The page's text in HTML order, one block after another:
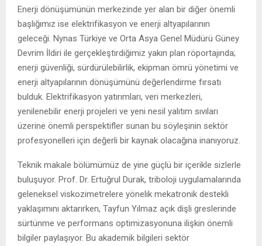
Enerji dönüşümünün merkezinde yer alan bir diğer önemli
başlığımız ise elektrifikasyon ve enerji altyapılarının
geleceği. Nynas Türkiye ve Orta Asya Genel Müdürü Güney
Devrim İldiri ile gerçekleştirdiğimiz yakın plan röportajında;
enerji güvenliği, sürdürülebilirlik, ekipman ömrü yönetimi ve
enerji altyapılarının dönüşümünü değerlendirme fırsatı
bulduk. Elektrifikasyon yatırımları, veri merkezleri,
yenilenebilir enerji projeleri ve yeni nesil yalıtım sıvıları
üzerine önemli perspektifler sunan bu söyleşinin sektör
profesyonelleri için değerli bir kaynak olacağına inanıyoruz.
Teknik makale bölümümüz de yine güçlü bir içerikle sizlerle
buluşuyor. Prof. Dr. Ertuğrul Durak, triboloji uygulamalarında
geleneksel viskozimetrelere yönelik mekatronik destekli
yaklaşımını aktarırken, Tayfun Yılmaz açık dişli greslerinde
sürtünme ve performans optimizasyonuna ilişkin önemli
bilgiler paylaşıyor. Bu akademik bilgileri sektör